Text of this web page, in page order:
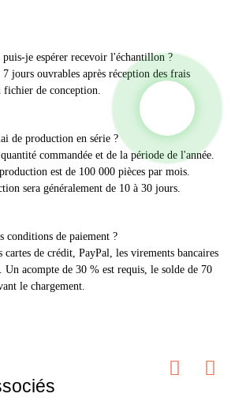
je espérer recevoir l'échantillon ?
jours ouvrables après réception des frais
de conception.
de production en série ?
commandée et de la période de l'année.
est de 100 000 pièces par mois.
sera généralement de 10 à 30 jours.
conditions de paiement ?
cartes de crédit, PayPal, les virements bancaires
Un acompte de 30 % est requis, le solde de 70
le chargement.